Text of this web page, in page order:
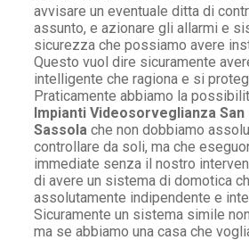
avvisare un eventuale ditta di
assunto, e azionare gli allarmi e
sicurezza che possiamo avere
Questo vuol dire sicuramente
intelligente che ragiona e si
Praticamente abbiamo la
Impianti Videosorveglianza San
Sassola che non dobbiamo
controllare da soli, ma che
immediate senza il nostro
di avere un sistema di domotica
assolutamente indipendente e
Sicuramente un sistema simile
ma se abbiamo una casa che